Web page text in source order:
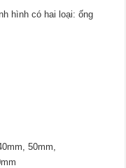
hình có hai loại: ống
50mm,